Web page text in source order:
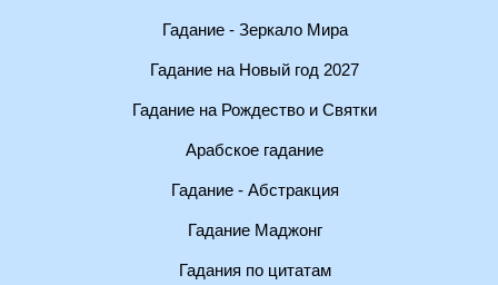
Гадание - Зеркало Мира
Гадание на Новый год 2027
Гадание на Рождество и Святки
Арабское гадание
Гадание - Абстракция
Гадание Маджонг
Гадания по цитатам